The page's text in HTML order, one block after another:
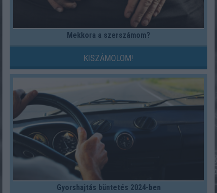
Mekkora a szerszámom?
KISZÁMOLOM!
Gyorshajtás büntetés 2024-ben